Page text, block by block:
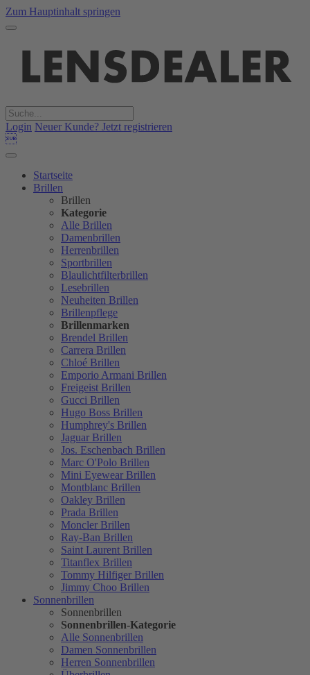
Zum Hauptinhalt springen
Login Neuer Kunde? Jetzt registrieren

Startseite
Brillen
Brillen
Kategorie
Alle Brillen
Damenbrillen
Herrenbrillen
Sportbrillen
Blaulichtfilterbrillen
Lesebrillen
Neuheiten Brillen
Brillenpflege
Brillenmarken
Brendel Brillen
Carrera Brillen
Chloé Brillen
Emporio Armani Brillen
Freigeist Brillen
Gucci Brillen
Hugo Boss Brillen
Humphrey's Brillen
Jaguar Brillen
Jos. Eschenbach Brillen
Marc O'Polo Brillen
Mini Eyewear Brillen
Montblanc Brillen
Oakley Brillen
Prada Brillen
Moncler Brillen
Ray-Ban Brillen
Saint Laurent Brillen
Titanflex Brillen
Tommy Hilfiger Brillen
Jimmy Choo Brillen
Sonnenbrillen
Sonnenbrillen
Sonnenbrillen-Kategorie
Alle Sonnenbrillen
Damen Sonnenbrillen
Herren Sonnenbrillen